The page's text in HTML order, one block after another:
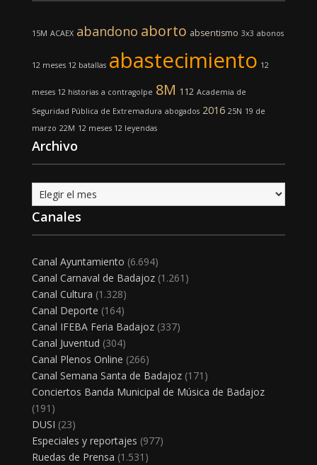
15M ACAEX abandono aborto absentismo 3x3 abonos
12 meses 12 batallas abastecimiento 12
meses 12 historias a contragolpe 8M 112 Academia de
Seguridad Pública de Extremadura abogados 2016 25N 19 de
marzo 22M 12 meses 12 leyendas
Archivo
Archivo
Canales
Canal Ayuntamiento (6.694)
Canal Carnaval de Badajoz(1.261)
Canal Cultura (1.328)
Canal Deporte (164)
Canal IFEBA Feria Badajoz(337)
Canal Juventud (304)
Canal Plenos Online (266)
Canal Semana Santa de Badajoz(171)
Conciertos Banda Municipal de Música de Badajoz
(191)
DUSI (23)
Especiales y reportajes (977)
Ruedas de Prensa (1.531)